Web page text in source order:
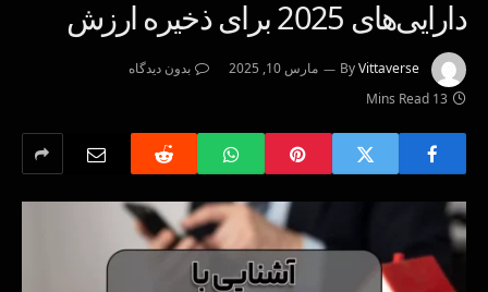
دارایی‌های 2025 برای ذخیره ارزش
ByVittaverse مارس 10, 2025
بدون دیدگاه
13 Mins Read